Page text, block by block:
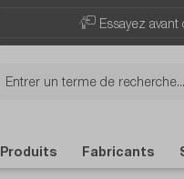
Essayez
Produits Fabricants